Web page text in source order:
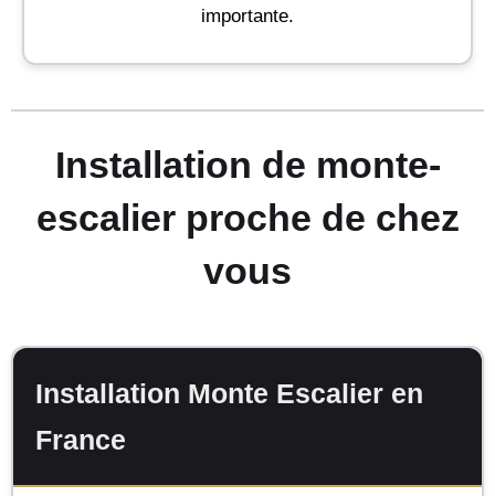
importante.
Installation de monte-
escalier proche de chez
vous
Installation Monte Escalier en
France